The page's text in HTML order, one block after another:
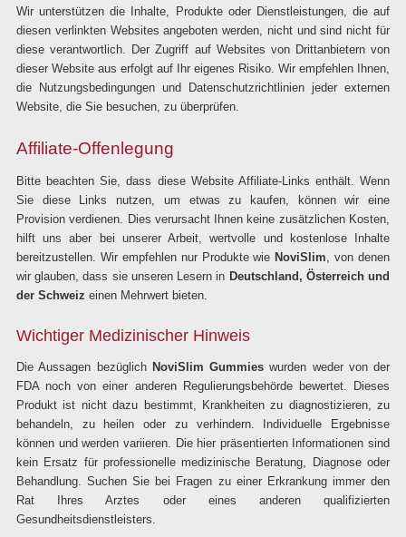
Wir unterstützen die Inhalte, Produkte oder Dienstleistungen, die auf
diesen verlinkten Websites angeboten werden, nicht und sind nicht für
diese verantwortlich. Der Zugriff auf Websites von Drittanbietern von
dieser Website aus erfolgt auf Ihr eigenes Risiko. Wir empfehlen Ihnen,
die Nutzungsbedingungen und Datenschutzrichtlinien jeder externen
Website, die Sie besuchen, zu überprüfen.
Affiliate-Offenlegung
Bitte beachten Sie, dass diese Website Affiliate-Links enthält. Wenn
Sie diese Links nutzen, um etwas zu kaufen, können wir eine
Provision verdienen. Dies verursacht Ihnen keine zusätzlichen Kosten,
hilft uns aber bei unserer Arbeit, wertvolle und kostenlose Inhalte
bereitzustellen. Wir empfehlen nur Produkte wie NoviSlim, von denen
wir glauben, dass sie unseren Lesern in Deutschland, Österreich und
der Schweiz einen Mehrwert bieten.
Wichtiger Medizinischer Hinweis
Die Aussagen bezüglich NoviSlim Gummies wurden weder von der
FDA noch von einer anderen Regulierungsbehörde bewertet. Dieses
Produkt ist nicht dazu bestimmt, Krankheiten zu diagnostizieren, zu
behandeln, zu heilen oder zu verhindern. Individuelle Ergebnisse
können und werden variieren. Die hier präsentierten Informationen sind
kein Ersatz für professionelle medizinische Beratung, Diagnose oder
Behandlung. Suchen Sie bei Fragen zu einer Erkrankung immer den
Rat Ihres Arztes oder eines anderen qualifizierten
Gesundheitsdienstleisters.